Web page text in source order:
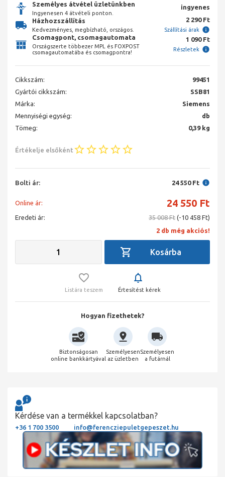
Személyes átvétel üzletünkben
Ingyenesen 4 átvételi ponton.
ingyenes
Házhozszállítás
Kedvezményes, megbízható, országos.
2 290 Ft
Szállítási árak
Csomagpont, csomagautomata
Országszerte többezer MPL és FOXPOST
csomagautomatába és csomagpontra!
1 090 Ft
Részletek
Cikkszám:
99451
Gyártói cikkszám:
SSB81
Márka:
Siemens
Mennyiségi egység:
db
Tömeg:
0,39 kg
Értékelje elsőként
Bolti ár: 24 550 Ft
Online ár: 24 550 Ft
Eredeti ár: 35 008 Ft (-10 458 Ft)
2 db még akciós!
Listára teszem Értesítést kérek
Hogyan fizethetek?
Biztonságosan
online bankkártyával
Személyesen
az üzletben
Személyesen
a futárnál
Kérdése van a termékkel kapcsolatban?
+36 1 700 3500 info@ferencziepuletgepeszet.hu